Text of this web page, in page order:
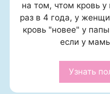
на том, чтом кровь
раз в 4 года, у
кровь "новее" у
если у
Узнать